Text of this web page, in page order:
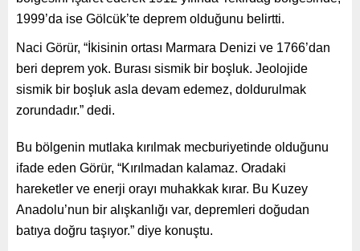
1999’da ise Gölcük’te deprem olduğunu belirtti.
Naci Görür, “İkisinin ortası Marmara Denizi ve 1766’dan
beri deprem yok. Burası sismik bir boşluk. Jeolojide
sismik bir boşluk asla devam edemez, doldurulmak
zorundadır.” dedi.
Bu bölgenin mutlaka kırılmak mecburiyetinde olduğunu
ifade eden Görür, “Kırılmadan kalamaz. Oradaki
hareketler ve enerji orayı muhakkak kırar. Bu Kuzey
Anadolu’nun bir alışkanlığı var, depremleri doğudan
batıya doğru taşıyor.” diye konuştu.